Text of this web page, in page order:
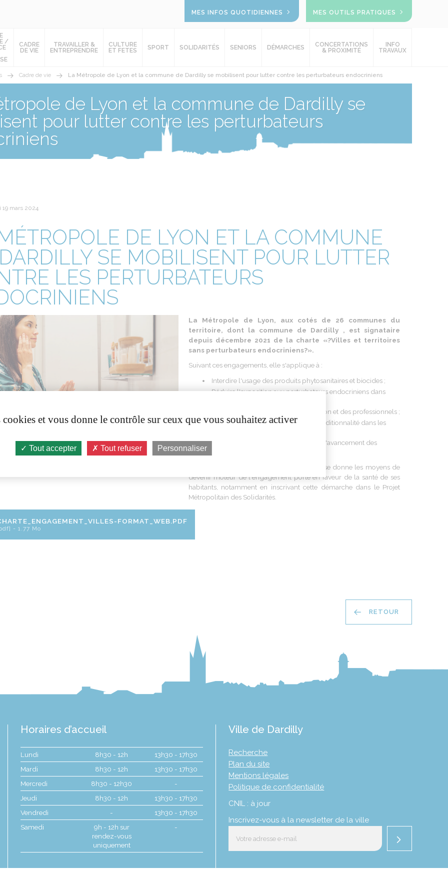
MES INFOS QUOTIDIENNES MES OUTILS PRATIQUES
/
CADRE
DE VIE
TRAVAILLER &
ENTREPRENDRE
CULTURE
ET FETES
SPORT SOLIDARITÉS SENIORS DÉMARCHES
CONCERTATIONS
& PROXIMITÉ
INFO
TRAVAUX
Cadre de vie La Métropole de Lyon et la commune de Dardilly se mobilisent pour lutter contre les perturbateurs endocriniens
de Lyon et la commune de Dardilly se
pour lutter contre les perturbateurs
mars 2024
DE LYON ET LA COMMUNE
SE MOBILISENT POUR LUTTER
LES PERTURBATEURS
La Métropole de Lyon, aux cotés de 26 communes du
territoire, dont la commune de Dardilly , est signataire
depuis décembre 2021 de la charte «?Villes et territoires
sans perturbateurs endocriniens?».
Suivant ces engagements, elle s'applique à :
Interdire l'usage des produits phytosanitaires et biocides ;
Réduire l'exposition aux perturbateurs endocriniens dans
Favoriser l'information de la population et des professionnels ;
Mettre en place des critères d'éco conditionnalité dans les
Informer tous les ans les citoyens sur l'avancement des
engagements pris.
Grâce à cette charte, la Métropole de Lyon, se donne les moyens de
devenir moteur de l'engagement porté en faveur de la santé de ses
habitants, notamment en inscrivant cette démarche dans le Projet
Métropolitain des Solidarités.
FORMAT_WEB.PDF
- 1.77 Mo
RETOUR
Horaires d’accueil
Lundi 8h30 - 12h
13h30 - 17h30
Mardi
8h30 - 12h
13h30 - 17h30
Mercredi
8h30 - 12h30
-
Jeudi
8h30 - 12h
13h30 - 17h30
Vendredi
-
13h30 - 17h30
Samedi
9h - 12h sur
rendez-vous
uniquement
-
Ville de Dardilly
Recherche
Plan du site
Mentions légales
Politique de confidentialité
CNIL : à jour
Inscrivez-vous à la newsletter de la ville
et vous donne le contrôle sur ceux que vous souhaitez activer
Tout accepter Tout refuser Personnaliser